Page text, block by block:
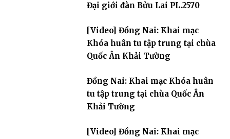
Đại giới đàn Bửu Lai PL.2570
[Video] Đồng Nai: Khai mạc
Khóa huân tu tập trung tại chùa
Quốc Ân Khải Tường
Đồng Nai: Khai mạc Khóa huân
tu tập trung tại chùa Quốc Ân
Khải Tường
[Video] Đồng Nai: Khai mạc